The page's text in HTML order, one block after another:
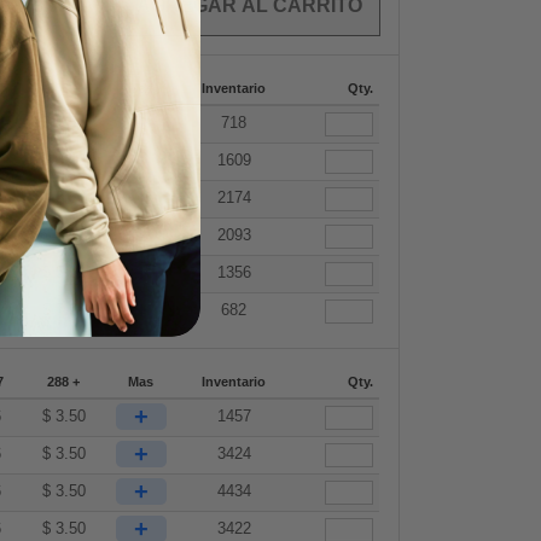
$0.00
288 + Inventario Qty.
$ 3.50 + 718
$3.50 + 1609
$3.50 + 2174
$3.50 + 2093
5.91 1356
7.91 + 682
288 + Mas Inventario Qty.
$ 3.50 + 1457
$ 3.50 + 3424
$ 3.50 + 4434
$ 3.50 + 3422